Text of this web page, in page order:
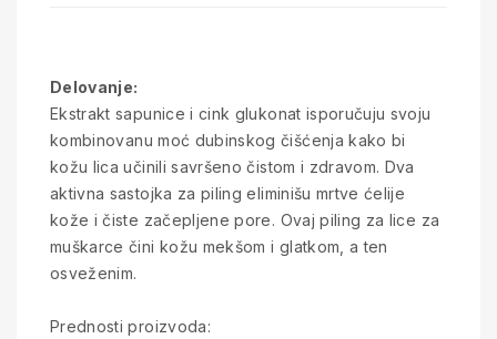
Delovanje:
Ekstrakt sapunice i cink glukonat isporučuju svoju
kombinovanu moć dubinskog čišćenja kako bi
kožu lica učinili savršeno čistom i zdravom. Dva
aktivna sastojka za piling eliminišu mrtve ćelije
kože i čiste začepljene pore. Ovaj piling za lice za
muškarce čini kožu mekšom i glatkom, a ten
osveženim.
Prednosti proizvoda: